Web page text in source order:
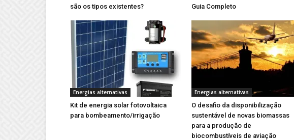
são os tipos existentes?
Guia Completo
Energias alternativas
Kit de energia solar fotovoltaica
para bombeamento/irrigação
Energias alternativas
O desafio da disponibilização
sustentável de novas biomassas
para a produção de
biocombustíveis de aviação